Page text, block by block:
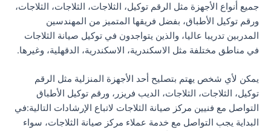
جميع أنواع الأجهزة مثل الرقم توكيل، الثلاجات، الثلاجات، الثلاجات،
ورقم توكيل الأطباق، بفضل فريقها المتميز من المهندسين
المدربين تدريبا عاليا، والذين يتواجدون في توكيل صيانة الثلاجات
في مناطق مختلفة مثل الاسكندرية، الاسكندرية، الدقهلية، وغيرها.
يمكن لأي شخص يهتم بتصليح أحد الأجهزة المنزلية مثل الرقم
توكيل، الثلاجات، الثلاجات، الديب فريزر، ورقم توكيل الأطباق
التواصل مع فنيين مركز صيانة الثلاجات لاتباع الإرشادات التالية:في
البداية يجب التواصل مع خدمة عملاء مركز صيانة الثلاجات، سواء